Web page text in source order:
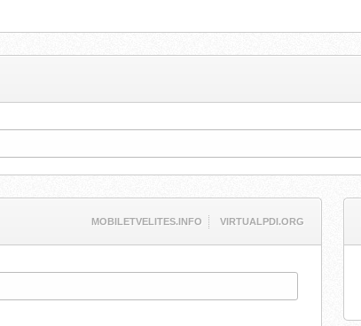
MOBILETVELITES.INFO VIRTUALPDI.ORG